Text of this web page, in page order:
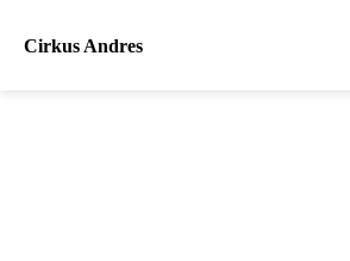
Cirkus Andres